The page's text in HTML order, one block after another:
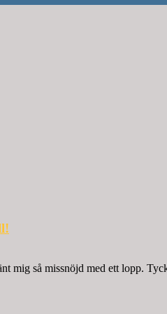
mig så missnöjd med ett lopp.